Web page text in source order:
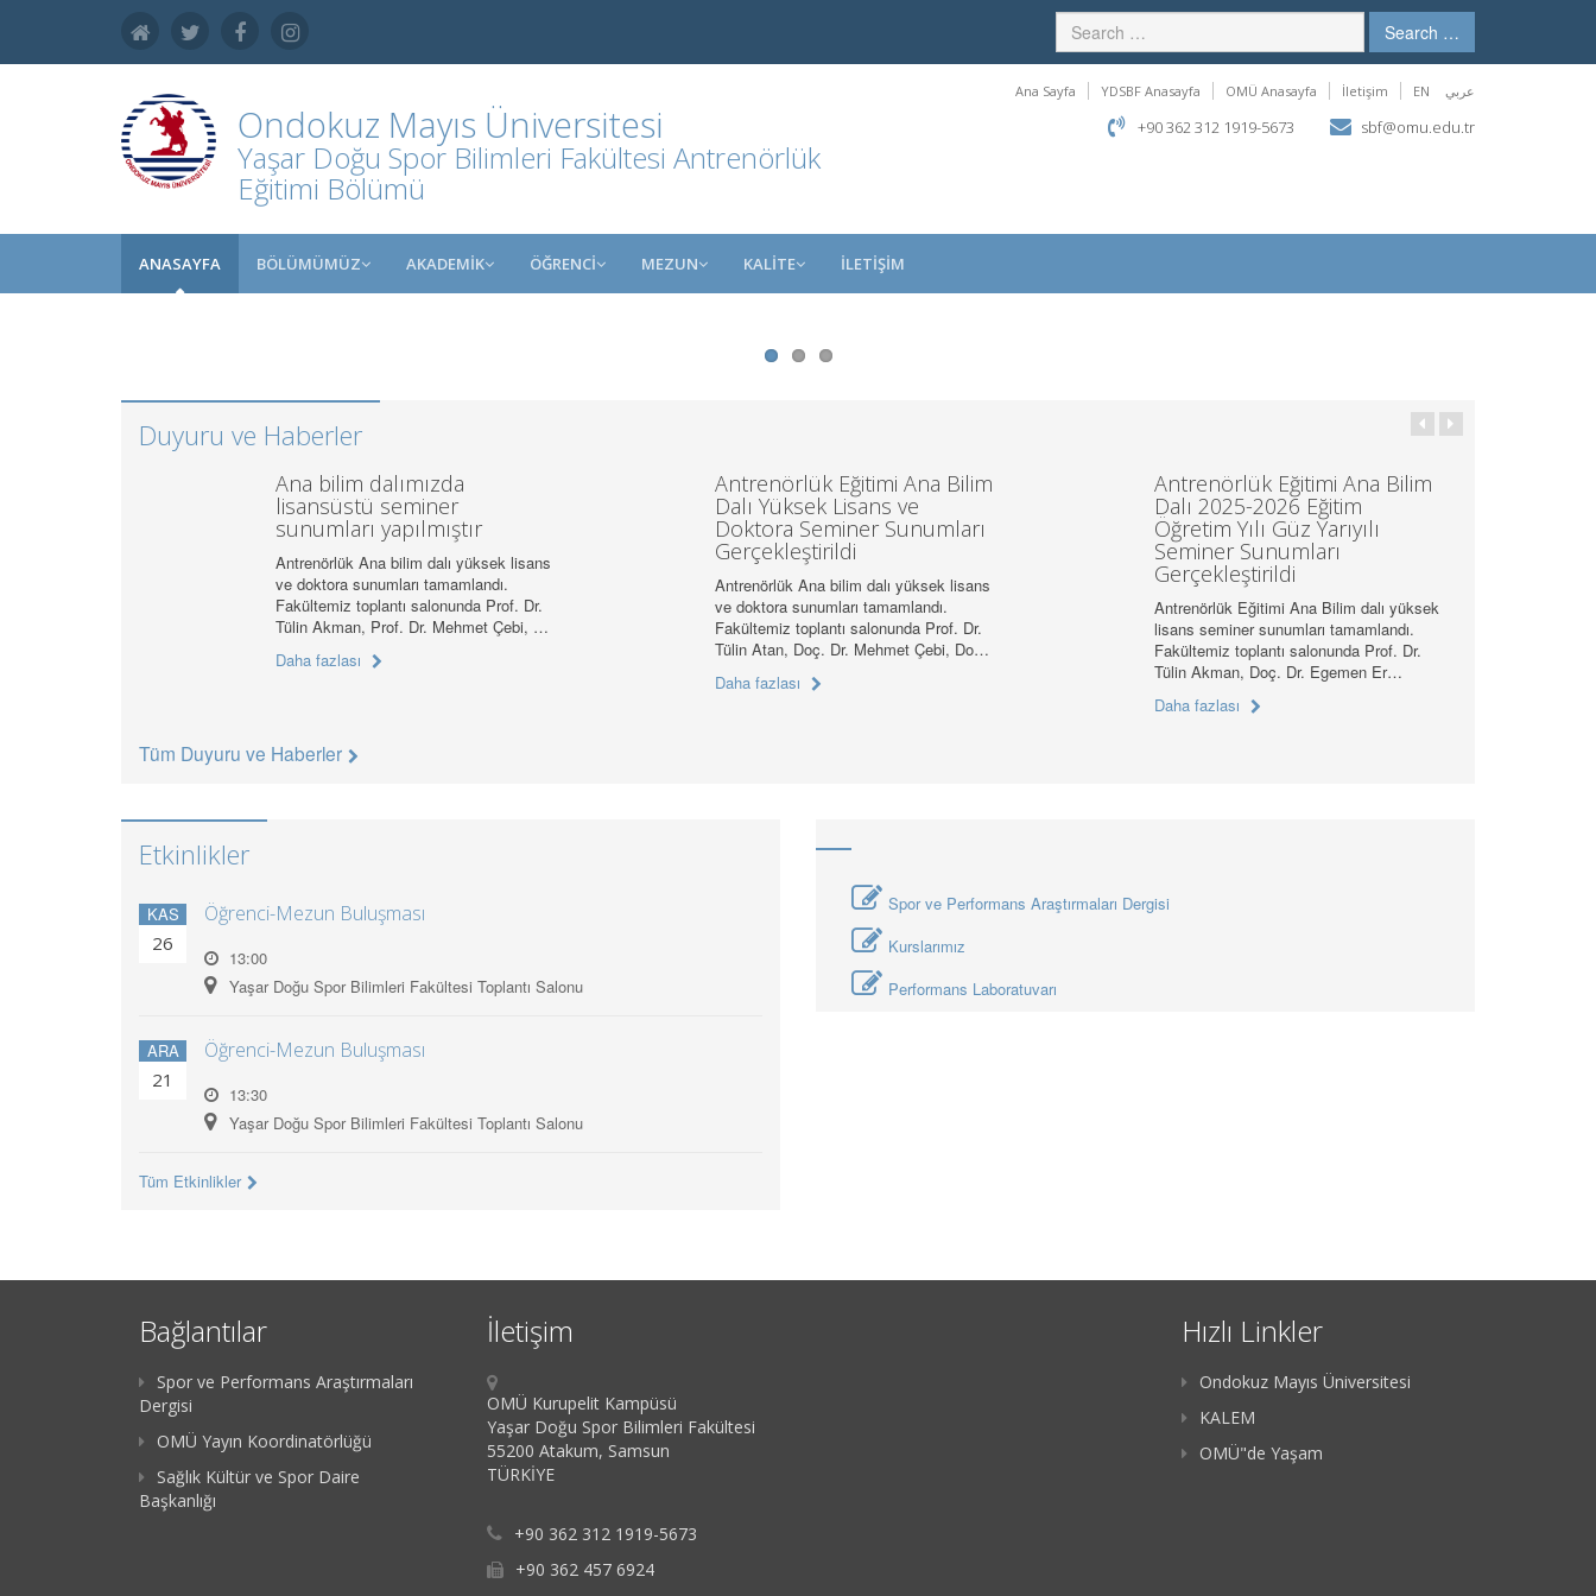
Search …
Ondokuz Mayıs Üniversitesi
Yaşar Doğu Spor Bilimleri Fakültesi Antrenörlük
Eğitimi Bölümü
Ana Sayfa YDSBF Anasayfa OMÜ Anasayfa İletişim EN عربي
+90 362 312 1919-5673 sbf@omu.edu.tr
ANASAYFA BÖLÜMÜMÜZ AKADEMİK ÖĞRENCİ MEZUN KALİTE İLETİŞİM
Duyuru ve Haberler
Ana bilim dalımızda
lisansüstü seminer
sunumları yapılmıştır
Antrenörlük Ana bilim dalı yüksek lisans
ve doktora sunumları tamamlandı.
Fakültemiz toplantı salonunda Prof. Dr.
Tülin Akman, Prof. Dr. Mehmet Çebi, …
Daha fazlası
Antrenörlük Eğitimi Ana Bilim
Dalı Yüksek Lisans ve
Doktora Seminer Sunumları
Gerçekleştirildi
Antrenörlük Ana bilim dalı yüksek lisans
ve doktora sunumları tamamlandı.
Fakültemiz toplantı salonunda Prof. Dr.
Tülin Atan, Doç. Dr. Mehmet Çebi, Do…
Daha fazlası
Antrenörlük Eğitimi Ana Bilim
Dalı 2025-2026 Eğitim
Öğretim Yılı Güz Yarıyılı
Seminer Sunumları
Gerçekleştirildi
Antrenörlük Eğitimi Ana Bilim dalı yüksek
lisans seminer sunumları tamamlandı.
Fakültemiz toplantı salonunda Prof. Dr.
Tülin Akman, Doç. Dr. Egemen Er…
Daha fazlası
Tüm Duyuru ve Haberler
Etkinlikler
KAS
26
Öğrenci-Mezun Buluşması
13:00
Yaşar Doğu Spor Bilimleri Fakültesi Toplantı Salonu
ARA
21
Öğrenci-Mezun Buluşması
13:30
Yaşar Doğu Spor Bilimleri Fakültesi Toplantı Salonu
Tüm Etkinlikler
Spor ve Performans Araştırmaları Dergisi
Kurslarımız
Performans Laboratuvarı
Bağlantılar
Spor ve Performans Araştırmaları
Dergisi
OMÜ Yayın Koordinatörlüğü
Sağlık Kültür ve Spor Daire
Başkanlığı
İletişim
OMÜ Kurupelit Kampüsü
Yaşar Doğu Spor Bilimleri Fakültesi
55200 Atakum, Samsun
TÜRKİYE
+90 362 312 1919-5673
+90 362 457 6924
Hızlı Linkler
Ondokuz Mayıs Üniversitesi
KALEM
OMÜ"de Yaşam